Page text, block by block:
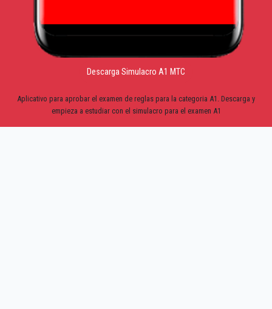
Descarga Simulacro A1 MTC
Aplicativo para aprobar el examen de reglas para la categoria A1. Descarga y
empieza a estudiar con el simulacro para el examen A1